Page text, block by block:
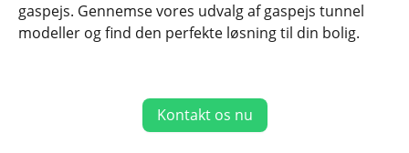
gaspejs. Gennemse vores udvalg af gaspejs tunnel
modeller og find den perfekte løsning til din bolig.
Kontakt os nu